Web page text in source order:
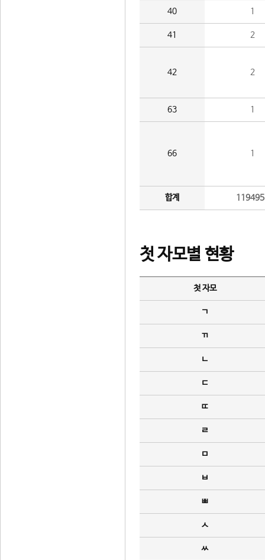
40 1
41 2
42 2
63 1
66 1
합계
첫 자모별 현황
첫 자모
ㄱ
ㄲ
ㄴ
ㄷ
ㄸ
ㄹ
ㅁ
ㅂ
ㅃ
ㅅ
ㅆ